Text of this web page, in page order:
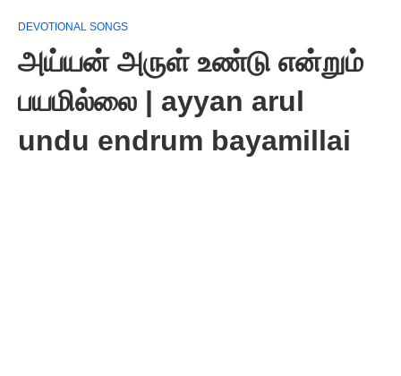
DEVOTIONAL SONGS
அய்யன் அருள் உண்டு என்றும்
பயமில்லை | ayyan arul
undu endrum bayamillai